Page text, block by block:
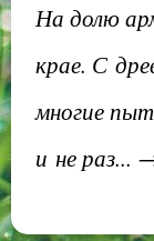
На долю
крае. С
многие
и не раз...